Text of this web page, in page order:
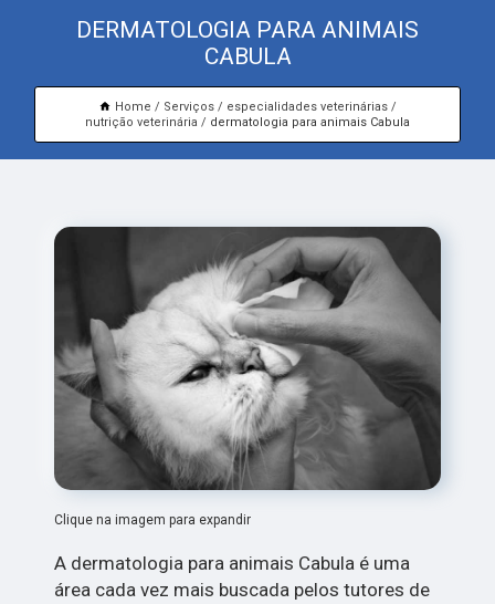
DERMATOLOGIA PARA ANIMAIS
CABULA
Home Serviços
especialidades veterinárias
nutrição veterinária
dermatologia para animais Cabula
Clique na imagem para expandir
A dermatologia para animais Cabula é uma
área cada vez mais buscada pelos tutores de